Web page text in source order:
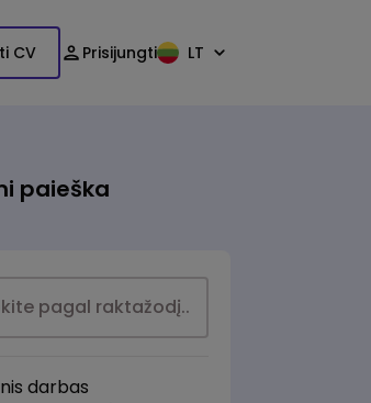
CV Prisijungti LT
paieška
darbas